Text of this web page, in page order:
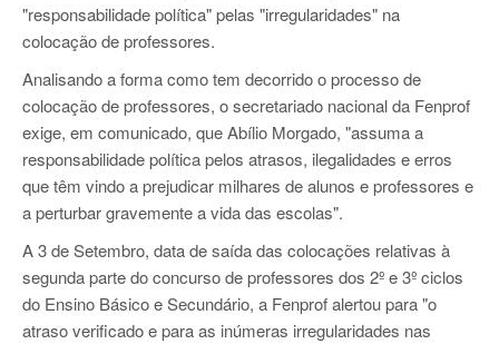
"responsabilidade política" pelas "irregularidades" na
colocação de professores.
Analisando a forma como tem decorrido o processo de
colocação de professores, o secretariado nacional da Fenprof
exige, em comunicado, que Abílio Morgado, "assuma a
responsabilidade política pelos atrasos, ilegalidades e erros
que têm vindo a prejudicar milhares de alunos e professores e
a perturbar gravemente a vida das escolas".
A 3 de Setembro, data de saída das colocações relativas à
segunda parte do concurso de professores dos 2º e 3º ciclos
do Ensino Básico e Secundário, a Fenprof alertou para "o
atraso verificado e para as inúmeras irregularidades nas